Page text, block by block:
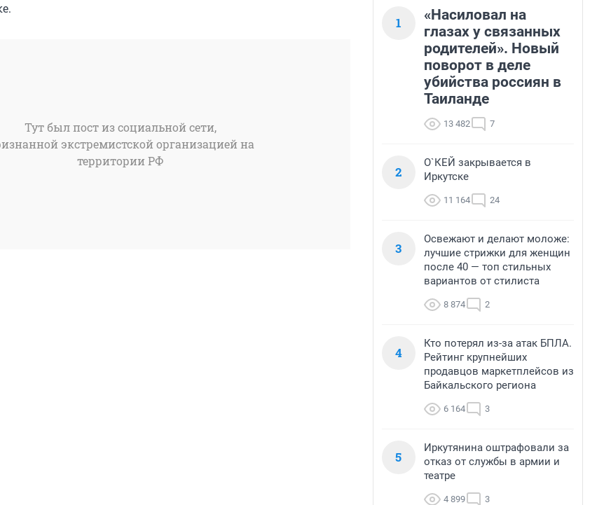
Тут был пост из социальной сети,
экстремистской организацией на
территории РФ
1
«Насиловал на
глазах у связанных
родителей». Новый
поворот в деле
убийства россиян в
Таиланде
13 482 7
2
О`КЕЙ закрывается в
Иркутске
11 164 24
3
Освежают и делают моложе:
лучшие стрижки для женщин
после 40 — топ стильных
вариантов от стилиста
8 874 2
4
Кто потерял из-за атак БПЛА.
Рейтинг крупнейших
продавцов маркетплейсов из
Байкальского региона
6 164 3
5
Иркутянина оштрафовали за
отказ от службы в армии и
театре
4 899 3